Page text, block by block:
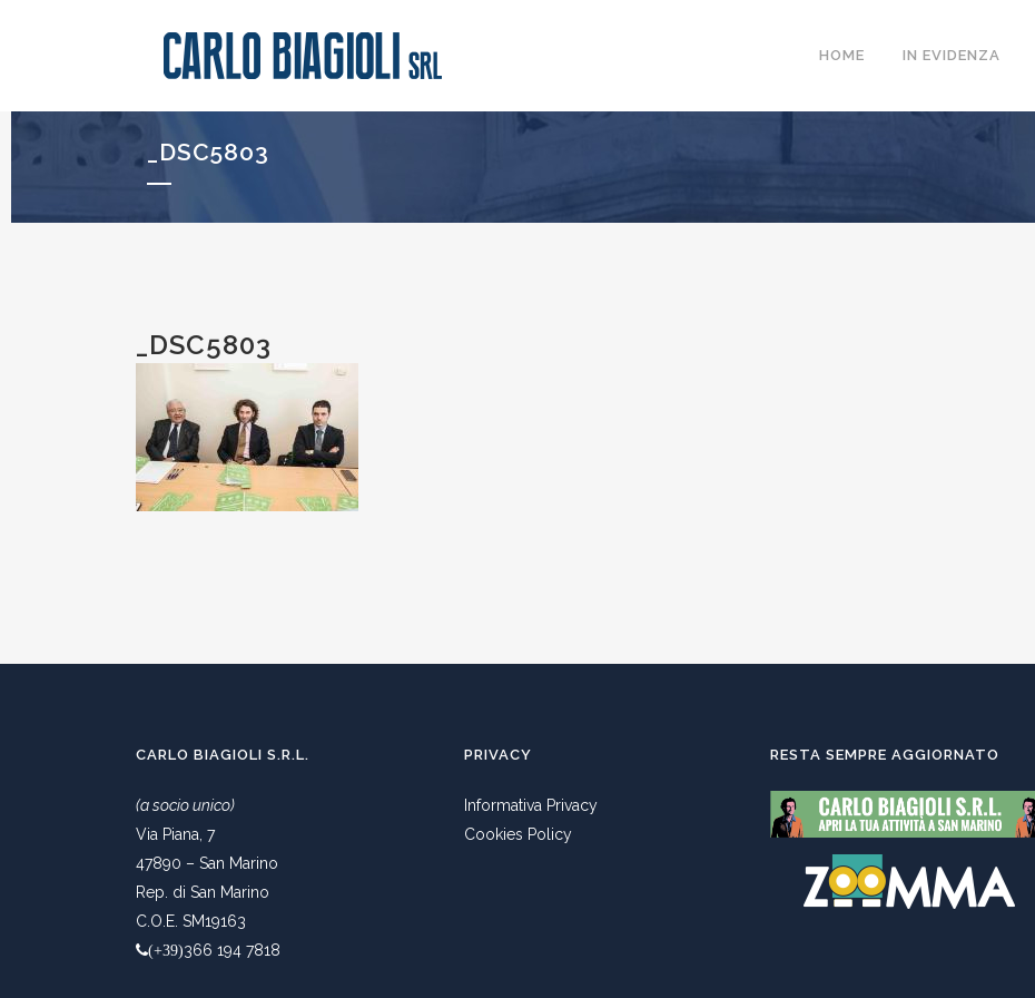
HOME IN EVIDENZA
_DSC5803
_DSC5803
CARLO BIAGIOLI S.R.L.
(a socio unico)
Via Piana, 7
47890 – San Marino
Rep. di San Marino
C.O.E. SM19163
(+39)366 194 7818
PRIVACY
Informativa Privacy
Cookies Policy
RESTA SEMPRE AGGIORNATO